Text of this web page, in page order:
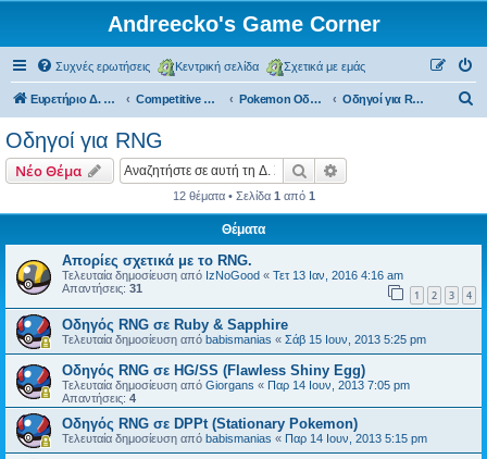
Andreecko's Game Corner
Συχνές ερωτήσεις Κεντρική σελίδα Σχετικά με εμάς
Ευρετήριο Δ. Συζήτησης Competitive Corner Pokemon Οδηγοί Οδηγοί για RNG
η
Οδηγοί για RNG
Νέο Θέμα Αναζήτηση
12 θέματα • Σελίδα 1 από 1
Θέματα
Απορίες σχετικά με το RNG.
Τελευταία δημοσίευση από IzNoGood « Τετ 13 Ιαν, 2016 4:16 am
Απαντήσεις: 31 1 2 3 4
Οδηγός RNG σε Ruby & Sapphire
Τελευταία δημοσίευση από babismanias « Σάβ 15 Ιουν, 2013 5:25 pm
Οδηγός RNG σε ΗG/SS (Flawless Shiny Egg)
Τελευταία δημοσίευση από Giorgans « Παρ 14 Ιουν, 2013 7:05 pm
Απαντήσεις: 4
Οδηγός RNG σε DPPt (Stationary Pokemon)
Τελευταία δημοσίευση από babismanias « Παρ 14 Ιουν, 2013 5:15 pm